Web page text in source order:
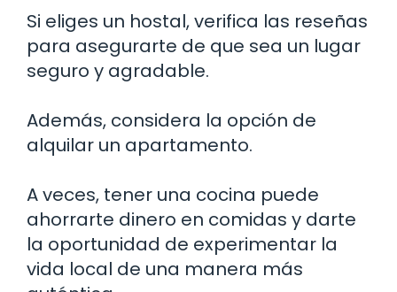
Si eliges un hostal, verifica las reseñas
para asegurarte de que sea un lugar
seguro y agradable.
Además, considera la opción de
alquilar un apartamento.
A veces, tener una cocina puede
ahorrarte dinero en comidas y darte
la oportunidad de experimentar la
vida local de una manera más